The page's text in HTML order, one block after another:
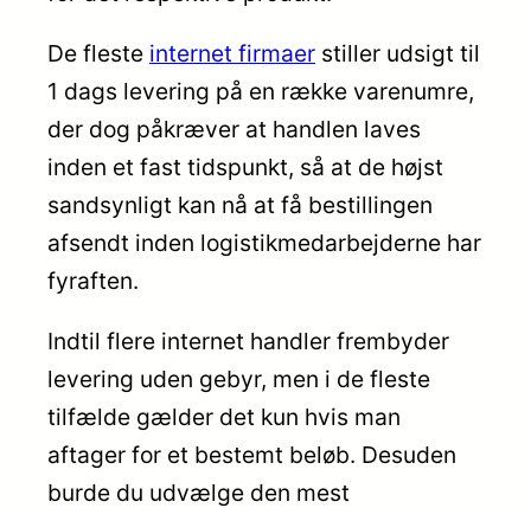
De fleste internet firmaer stiller udsigt til
1 dags levering på en række varenumre,
der dog påkræver at handlen laves
inden et fast tidspunkt, så at de højst
sandsynligt kan nå at få bestillingen
afsendt inden logistikmedarbejderne har
fyraften.
Indtil flere internet handler frembyder
levering uden gebyr, men i de fleste
tilfælde gælder det kun hvis man
aftager for et bestemt beløb. Desuden
burde du udvælge den mest